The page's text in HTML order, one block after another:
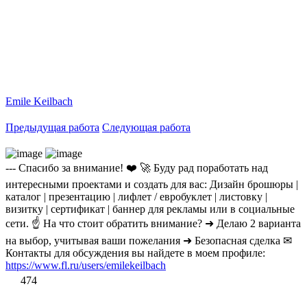
Emile Keilbach
Предыдущая работа Следующая работа
--- Спасибо за внимание! ❤️ 🚀 Буду рад поработать над
интересными проектами и создать для вас: Дизайн брошюры |
каталог | презентацию | лифлет / евробуклет | листовку |
визитку | сертификат | баннер для рекламы или в социальные
сети. ☝ На что стоит обратить внимание? ➜ Делаю 2 варианта
на выбор, учитывая ваши пожелания ➜ Безопасная сделка ✉
Контакты для обсуждения вы найдете в моем профиле:
https://www.fl.ru/users/emilekeilbach
474